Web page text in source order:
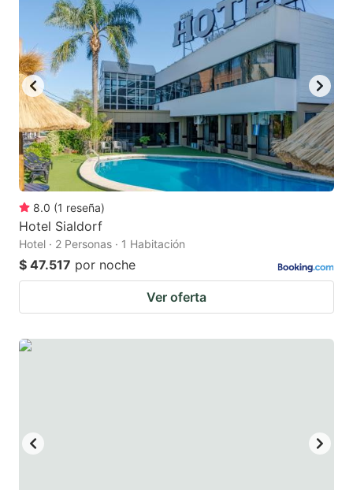
key
to
get
keyboard
shortcuts
for
changing
dates.
key
to
get
the
shortcuts
for
changing
dates.
8.0 (1 reseña)
Hotel Sialdorf
Hotel · 2 Personas · 1 Habitación
$ 47.517 por noche
Ver oferta